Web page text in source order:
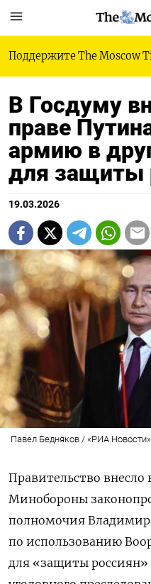
Поддержите The Moscow
В Госдуму
праве
армию в
для защиты
19.03.2026
Павел Бедняков / «РИА Новости»
Правительство внесло
Минобороны
полномочия
по использованию
для «защиты россиян»